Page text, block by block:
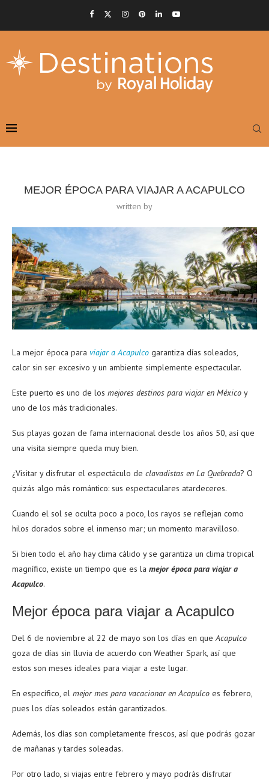
MEJOR ÉPOCA PARA VIAJAR A ACAPULCO
written by
La mejor época para viajar a Acapulco garantiza días soleados,
calor sin ser excesivo y un ambiente simplemente espectacular.
Este puerto es uno de los mejores destinos para viajar en México y
uno de los más tradicionales.
Sus playas gozan de fama internacional desde los años 50, así que
una visita siempre queda muy bien.
¿Visitar y disfrutar el espectáculo de clavadistas en La Quebrada? O
quizás algo más romántico: sus espectaculares atardeceres.
Cuando el sol se oculta poco a poco, los rayos se reflejan como
hilos dorados sobre el inmenso mar; un momento maravilloso.
Si bien todo el año hay clima cálido y se garantiza un clima tropical
magnífico, existe un tiempo que es la mejor época para viajar a
Acapulco.
Mejor época para viajar a Acapulco
Del 6 de noviembre al 22 de mayo son los días en queAcapulco
goza de días sin lluvia de acuerdo con Weather Spark, así que
estos son meses ideales para viajar a este lugar.
En específico, el mejor mes para vacacionar en Acapulco es febrero,
pues los días soleados están garantizados.
Además, los días son completamente frescos, así que podrás gozar
de mañanas y tardes soleadas.
Por otro lado, si viajas entre febrero y mayo podrás disfrutar